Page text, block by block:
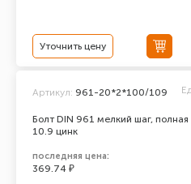
Уточнить цену
Болт DIN 961 мелкий шаг,
10.9 цинк
Артикул: 961-20*2*100/109
последняя цена:
369.74 ₽